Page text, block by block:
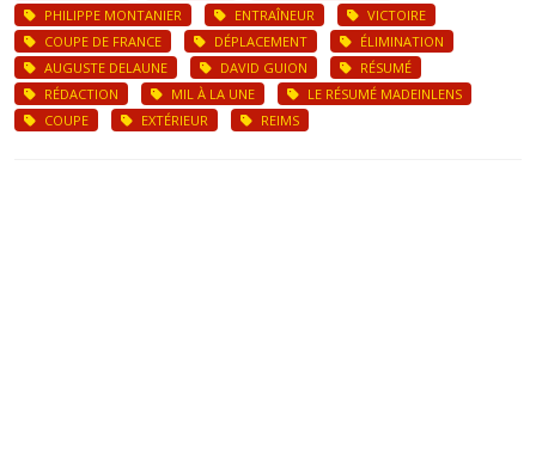
PHILIPPE MONTANIER
ENTRAÎNEUR
VICTOIRE
COUPE DE FRANCE
DÉPLACEMENT
ÉLIMINATION
AUGUSTE DELAUNE
DAVID GUION
RÉSUMÉ
RÉDACTION
MIL À LA UNE
LE RÉSUMÉ MADEINLENS
COUPE
EXTÉRIEUR REIMS